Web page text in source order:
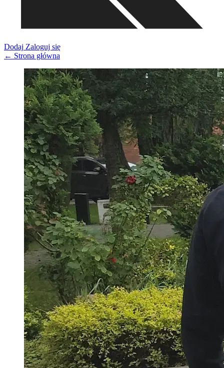
Dodaj Zaloguj się
← Strona główna